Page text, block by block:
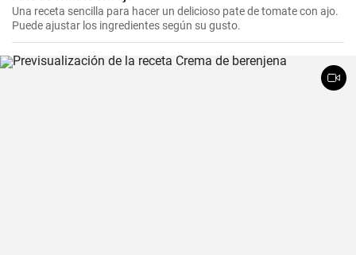
Una receta sencilla para hacer un delicioso pate de tomate con ajo.
Puede ajustar los ingredientes según su gusto.